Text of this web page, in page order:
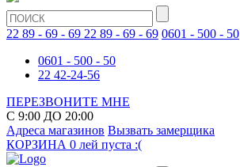
22 89 - 69 - 69 22 89 - 69 - 69 0601 - 500 - 50
0601 - 500 - 50
22 42-24-56
ПЕРЕЗВОНИТЕ МНЕ
С 9:00 ДО 20:00
Адреса магазинов Вызвать замерщика
КОРЗИНА 0 лей пуста :(